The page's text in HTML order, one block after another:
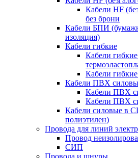
Кабели HF
без брони
Кабели БПИ
изоляция)
Кабели гибкие
Кабели
Кабели
Кабели ПВХ
Кабели ПВХ
Кабели ПВХ
Кабели силовые в
полиэтилен)
Провода для линий
Провод
СИП
Провода и шнуры